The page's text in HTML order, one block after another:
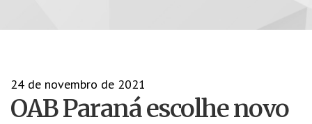
24 de novembro de 2021
OAB Paraná escolhe novo